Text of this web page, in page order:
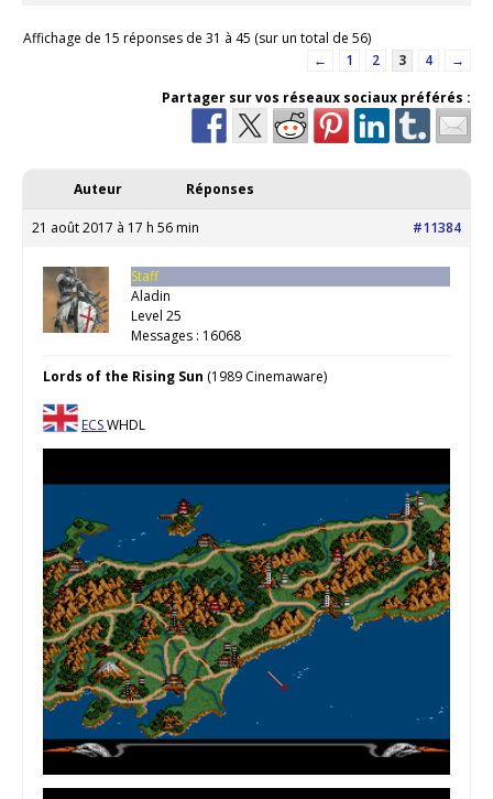
Affichage de 15 réponses de 31 à 45 (sur un total de 56)
←
1 2 3 4
→
Partager sur vos réseaux sociaux préférés :
Auteur Réponses
21 août 2017 à 17 h 56 min #11384
Staff
Aladin
Level 25
Messages : 16068
Lords of the Rising Sun (1989 Cinemaware)
ECSWHDL